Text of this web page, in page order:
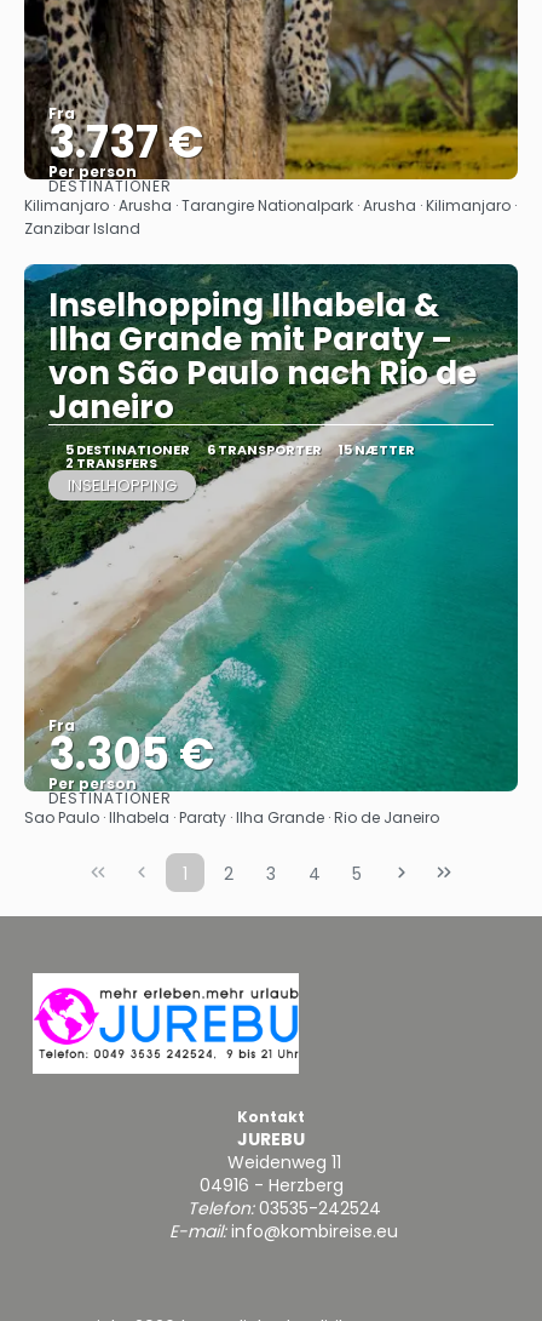
Fra
3.737 €
Per person
Se
DESTINATIONER
Kilimanjaro · Arusha · Tarangire Nationalpark · Arusha · Kilimanjaro ·
Zanzibar Island
Inselhopping Ilhabela &
Ilha Grande mit Paraty –
von São Paulo nach Rio de
Janeiro
5 DESTINATIONER 6 TRANSPORTER 15 NÆTTER
2 TRANSFERS
INSELHOPPING
Fra
3.305 €
Per person
Se
DESTINATIONER
Sao Paulo · Ilhabela · Paraty · Ilha Grande · Rio de Janeiro
1 2 3 4 5
Kontakt
JUREBU
Weidenweg 11
04916 - Herzberg
Telefon:03535-242524
E-mail:info@kombireise.eu